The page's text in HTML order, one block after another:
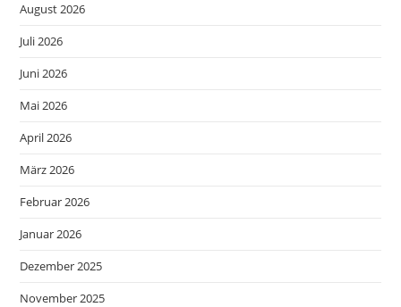
August 2026
Juli 2026
Juni 2026
Mai 2026
April 2026
März 2026
Februar 2026
Januar 2026
Dezember 2025
November 2025